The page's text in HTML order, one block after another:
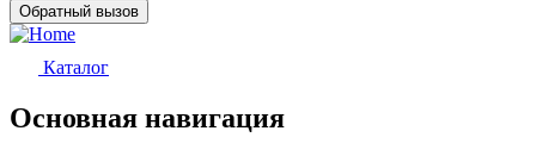
Обратный вызов
Каталог
Основная навигация